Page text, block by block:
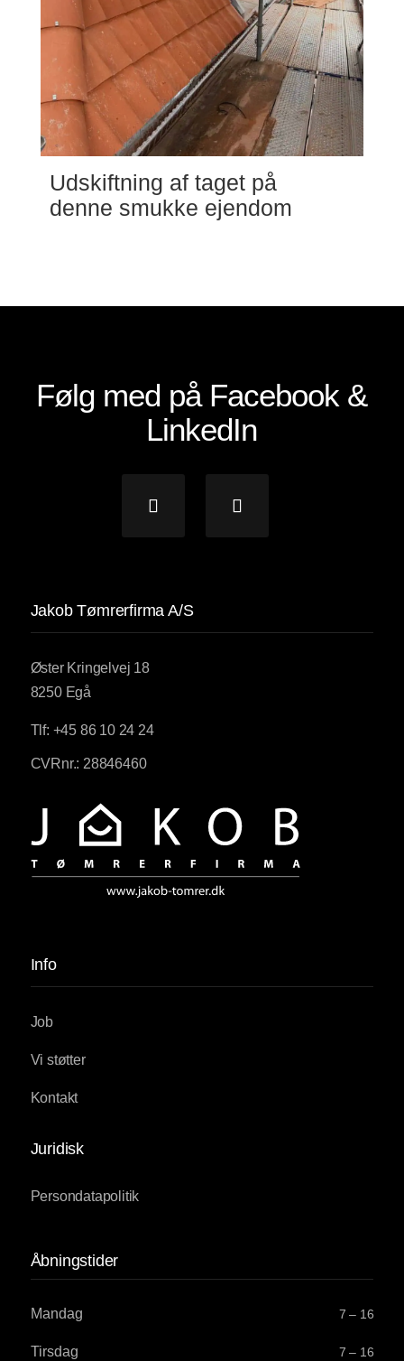
Udskiftning af taget på
denne smukke ejendom
Følg med på Facebook &
LinkedIn
Jakob Tømrerfirma A/S
Øster Kringelvej 18
8250 Egå
Tlf: +45 86 10 24 24
CVRnr.: 28846460
Info
Job
Vi støtter
Kontakt
Juridisk
Persondatapolitik
Åbningstider
Mandag 7 – 16
Tirsdag 7 – 16